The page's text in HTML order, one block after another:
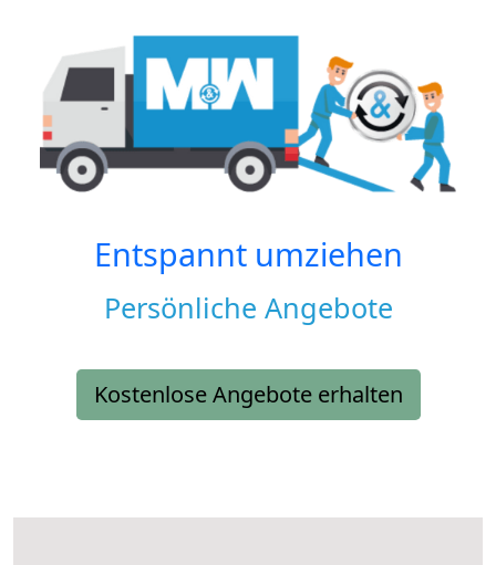
Entspannt umziehen
Persönliche Angebote
Kostenlose Angebote erhalten